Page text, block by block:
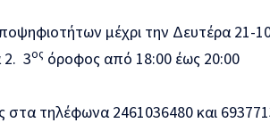
μέχρι την Δευτέρα 21-
2. 3ος όροφος από 18:00 έως 20:00
στα τηλέφωνα 2461036480 και